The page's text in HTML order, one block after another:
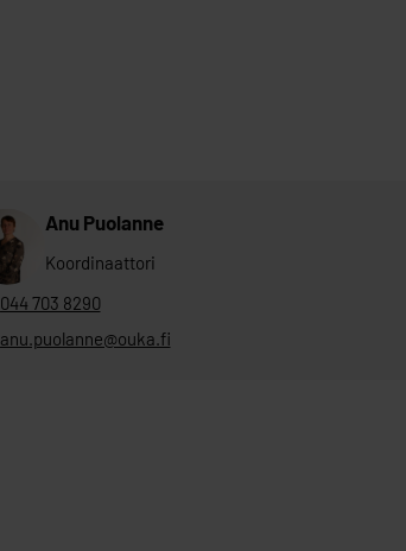
Anu Puolanne
Koordinaattori
044 703 8290
anu.puolanne@ouka.fi